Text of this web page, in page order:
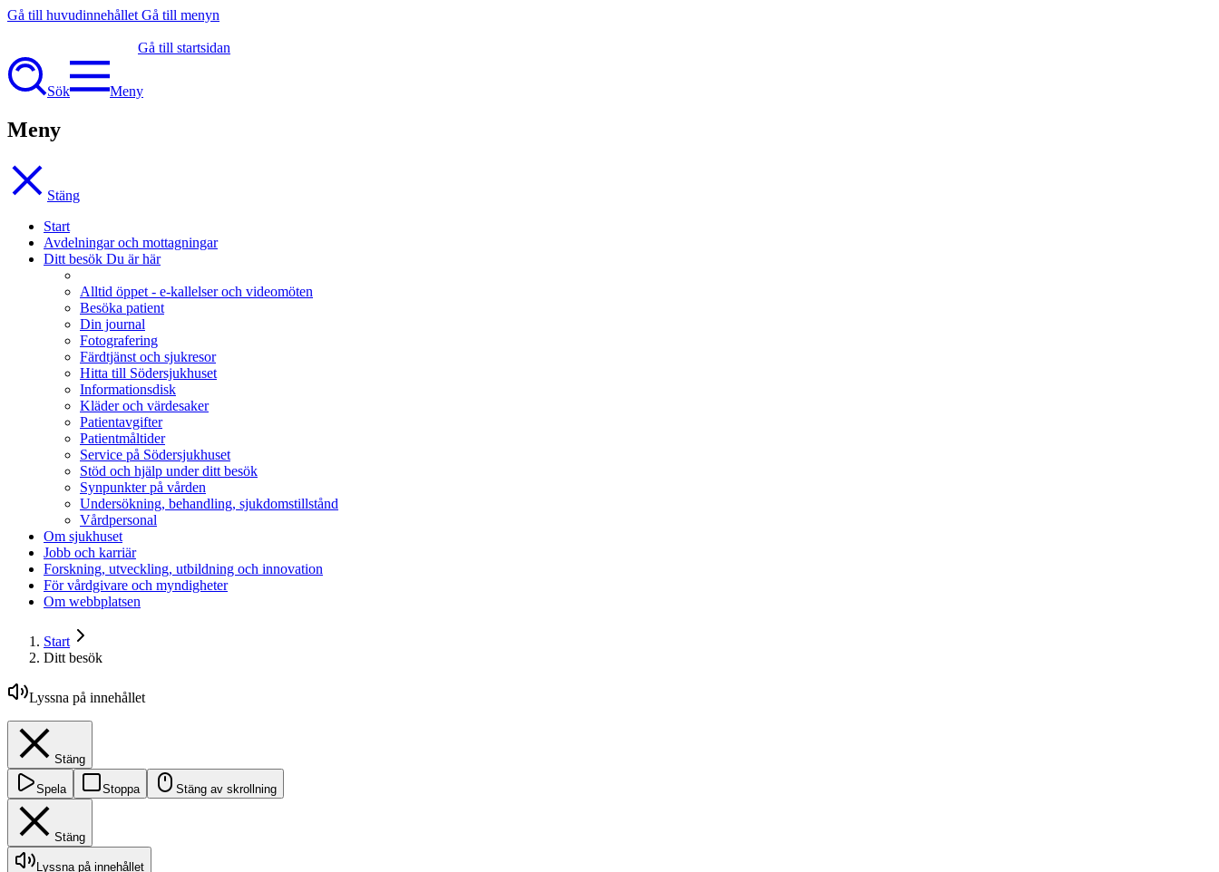
Gå till huvudinnehållet Gå till menyn
Gå till startsidan
Sök Meny
Meny
Stäng
Start
Avdelningar och mottagningar
Ditt besök Du är här
Alltid öppet - e-kallelser och videomöten
Besöka patient
Din journal
Fotografering
Färdtjänst och sjukresor
Hitta till Södersjukhuset
Informationsdisk
Kläder och värdesaker
Patientavgifter
Patientmåltider
Service på Södersjukhuset
Stöd och hjälp under ditt besök
Synpunkter på vården
Undersökning, behandling, sjukdomstillstånd
Vårdpersonal
Om sjukhuset
Jobb och karriär
Forskning, utveckling, utbildning och innovation
För vårdgivare och myndigheter
Om webbplatsen
Start
Ditt besök
Lyssna på innehållet
Stäng
Spela Stoppa Stäng av skrollning
Stäng
Lyssna på innehållet